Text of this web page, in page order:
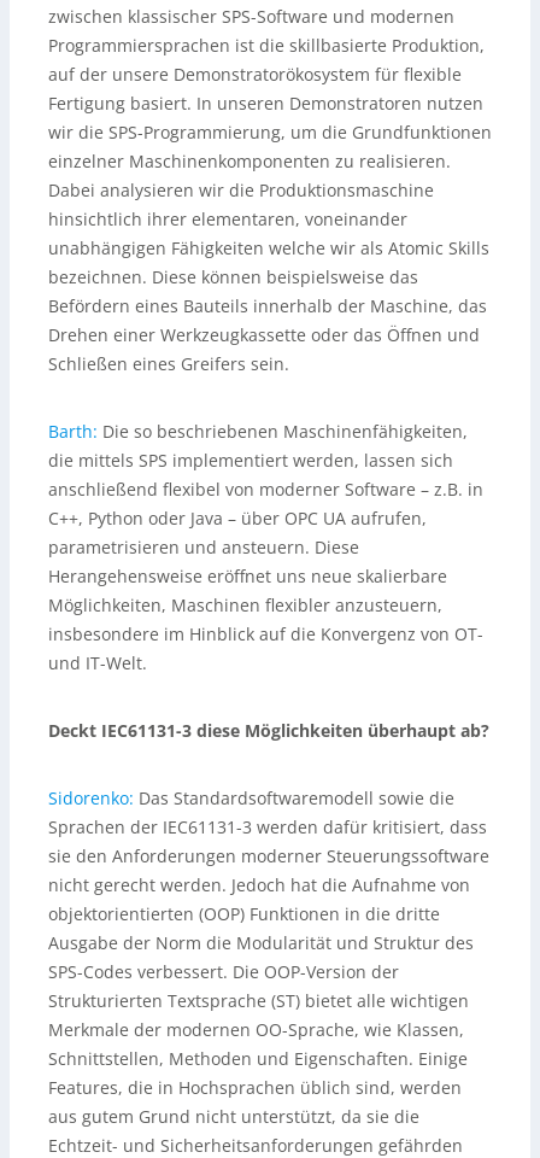
zwischen klassischer SPS-Software und modernen
Programmiersprachen ist die skillbasierte Produktion,
auf der unsere Demonstratorökosystem für flexible
Fertigung basiert. In unseren Demonstratoren nutzen
wir die SPS-Programmierung, um die Grundfunktionen
einzelner Maschinenkomponenten zu realisieren.
Dabei analysieren wir die Produktionsmaschine
hinsichtlich ihrer elementaren, voneinander
unabhängigen Fähigkeiten welche wir als Atomic Skills
bezeichnen. Diese können beispielsweise das
Befördern eines Bauteils innerhalb der Maschine, das
Drehen einer Werkzeugkassette oder das Öffnen und
Schließen eines Greifers sein.
Barth: Die so beschriebenen Maschinenfähigkeiten,
die mittels SPS implementiert werden, lassen sich
anschließend flexibel von moderner Software – z.B. in
C++, Python oder Java – über OPC UA aufrufen,
parametrisieren und ansteuern. Diese
Herangehensweise eröffnet uns neue skalierbare
Möglichkeiten, Maschinen flexibler anzusteuern,
insbesondere im Hinblick auf die Konvergenz von OT-
und IT-Welt.
Deckt IEC61131-3 diese Möglichkeiten überhaupt ab?
Sidorenko: Das Standardsoftwaremodell sowie die
Sprachen der IEC61131-3 werden dafür kritisiert, dass
sie den Anforderungen moderner Steuerungssoftware
nicht gerecht werden. Jedoch hat die Aufnahme von
objektorientierten (OOP) Funktionen in die dritte
Ausgabe der Norm die Modularität und Struktur des
SPS-Codes verbessert. Die OOP-Version der
Strukturierten Textsprache (ST) bietet alle wichtigen
Merkmale der modernen OO-Sprache, wie Klassen,
Schnittstellen, Methoden und Eigenschaften. Einige
Features, die in Hochsprachen üblich sind, werden
aus gutem Grund nicht unterstützt, da sie die
Echtzeit- und Sicherheitsanforderungen gefährden